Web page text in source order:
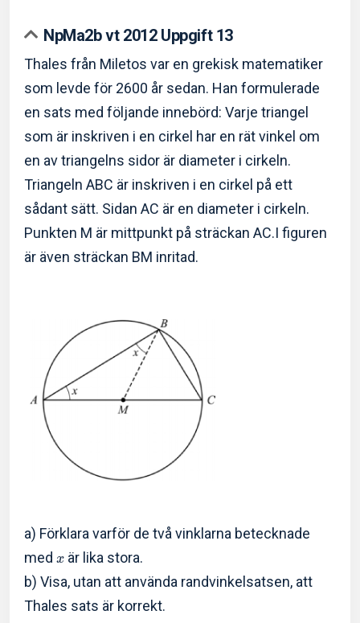
NpMa2b vt 2012 Uppgift 13
Thales från Miletos var en grekisk matematiker
som levde för 2600 år sedan. Han formulerade
en sats med följande innebörd: Varje triangel
som är inskriven i en cirkel har en rät vinkel om
en av triangelns sidor är diameter i cirkeln.
Triangeln ABC är inskriven i en cirkel på ett
sådant sätt. Sidan AC är en diameter i cirkeln.
Punkten M är mittpunkt på sträckan AC.I figuren
är även sträckan BM inritad.
a) Förklara varför de två vinklarna betecknade
med x är lika stora.
b) Visa, utan att använda randvinkelsatsen, att
Thales sats är korrekt.